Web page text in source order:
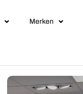
Merken